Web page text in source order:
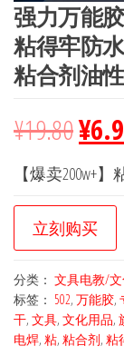
强力万能
粘得牢防
粘合剂油
¥19.80¥
【爆卖200w+
立刻购买
分类： 文具电教/
标签： 502, 万能胶,
干, 文具, 文化用品,
电焊, 粘, 粘合剂, 粘